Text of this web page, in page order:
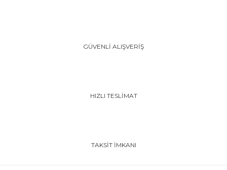
GÜVENLİ ALIŞVERİŞ
HIZLI TESLİMAT
TAKSİT İMKANI